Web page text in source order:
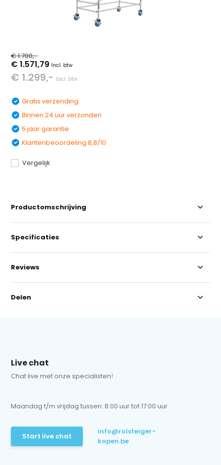
€ 1.700,-
€ 1.571,79 Incl. btw
€ 1.299,- Excl. btw
Gratis verzending
Binnen 24 uur verzonden
5 jaar garantie
Klantenbeoordeling 8,8/10
Vergelijk
Productomschrijving
Specificaties
Reviews
Delen
Live chat
Chat live met onze specialisten!
Maandag t/m vrijdag tussen: 8:00 uur tot 17:00 uur
Start live chat
info@rolsteiger-
kopen.be